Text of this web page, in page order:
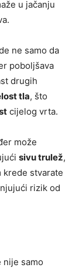
u jačanju
ne samo da
poboljšava
drugih
tla, što
cijelog vrta.
može
sivu trulež,
krede stvarate
rizik od
nije samo